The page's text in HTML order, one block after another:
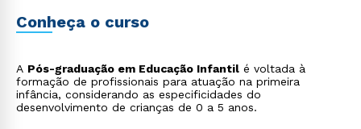
Conheça o curso
A Pós-graduação em Educação Infantil é voltada à
formação de profissionais para atuação na primeira
infância, considerando as especificidades do
desenvolvimento de crianças de 0 a 5 anos.